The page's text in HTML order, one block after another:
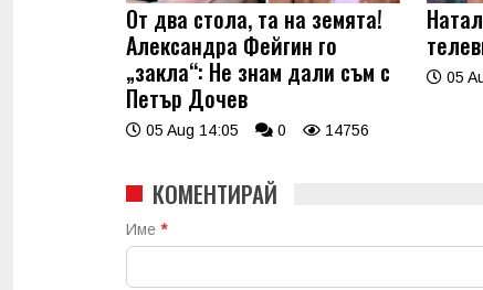
От два стола, та на земята!
Александра Фейгин го
„закла“: Не знам дали съм с
Петър Дочев
05 Aug 14:05 0 14756
05
КОМЕНТИРАЙ
Име *